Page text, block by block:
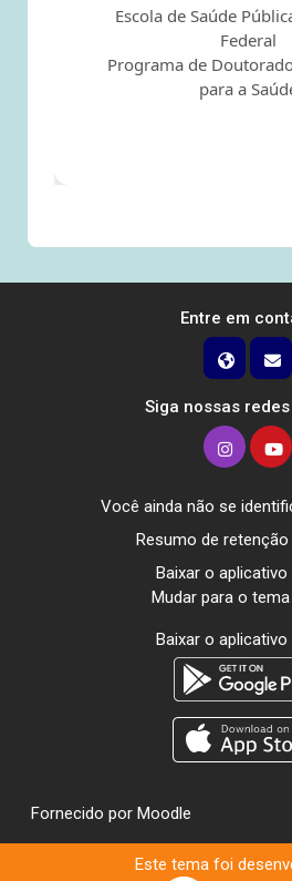
Escola de Saúde
Federal
Programa de
para a
Entre em
Siga nossas
Você ainda não se
Resumo de
Baixar o aplicativo
Mudar para o
Baixar o aplicativo
Fornecido por Moodle
Este tema foi